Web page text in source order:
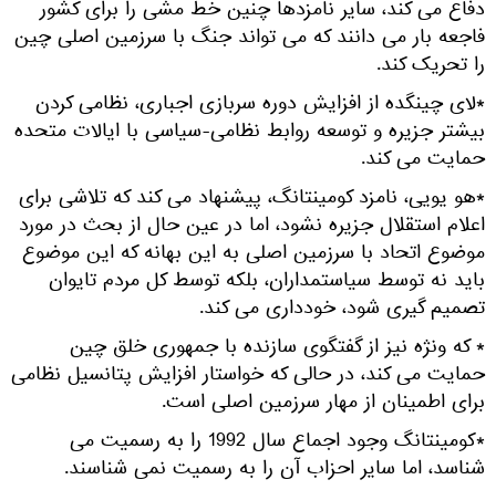
دفاع می کند، سایر نامزدها چنین خط مشی را برای کشور
فاجعه بار می دانند که می تواند جنگ با سرزمین اصلی چین
را تحریک کند.
*لای چینگده از افزایش دوره سربازی اجباری، نظامی کردن
بیشتر جزیره و توسعه روابط نظامی-سیاسی با ایالات متحده
حمایت می کند.
*هو یویی، نامزد کومینتانگ، پیشنهاد می کند که تلاشی برای
اعلام استقلال جزیره نشود، اما در عین حال از بحث در مورد
موضوع اتحاد با سرزمین اصلی به این بهانه که این موضوع
باید نه توسط سیاستمداران، بلکه توسط کل مردم تایوان
تصمیم گیری شود، خودداری می کند.
* که ونژه نیز از گفتگوی سازنده با جمهوری خلق چین
حمایت می کند، در حالی که خواستار افزایش پتانسیل نظامی
برای اطمینان از مهار سرزمین اصلی است.
*کومینتانگ وجود اجماع سال 1992 را به رسمیت می
شناسد، اما سایر احزاب آن را به رسمیت نمی شناسند.